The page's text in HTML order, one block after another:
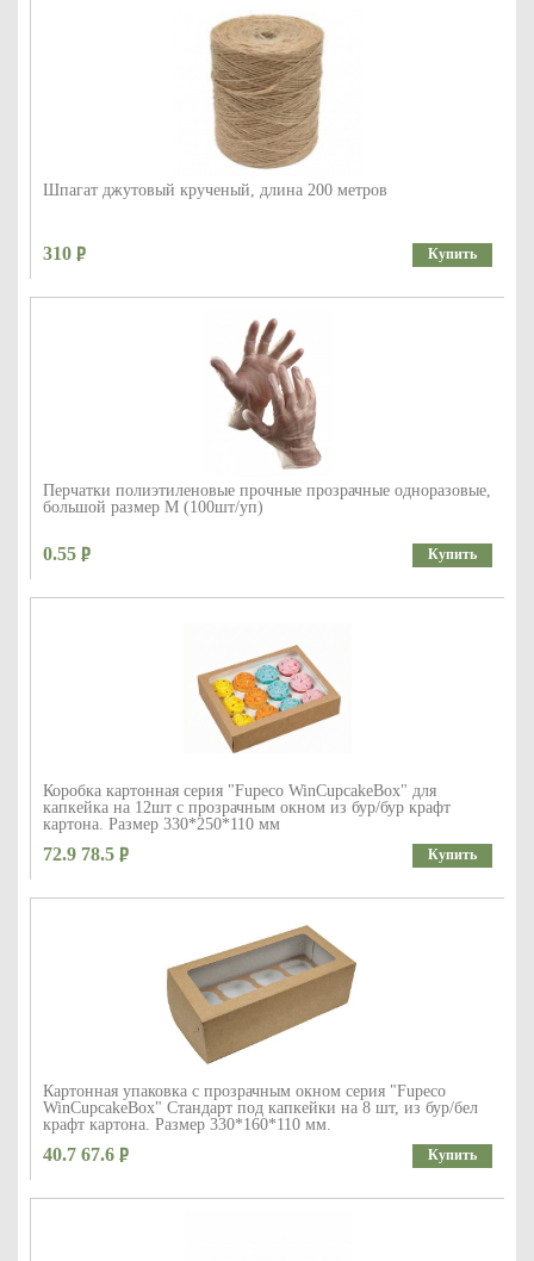
Шпагат джутовый крученый, длина 200 метров
310 Купить
Перчатки полиэтиленовые прочные прозрачные одноразовые,
большой размер М (100шт/уп)
0.55 Купить
Коробка картонная серия "Fupeco WinCupcakeBox" для
капкейка на 12шт с прозрачным окном из бур/бур крафт
картона. Размер 330*250*110 мм
72.9 78.5 Купить
Картонная упаковка с прозрачным окном серия "Fupeco
WinCupcakeBox" Стандарт под капкейки на 8 шт, из бур/бел
крафт картона. Размер 330*160*110 мм.
40.7 67.6 Купить